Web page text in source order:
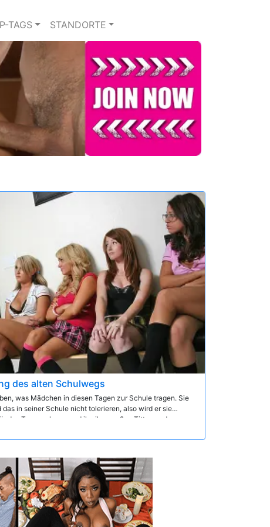
TAGS STANDORTE
des alten Schulwegs
was Mädchen in diesen Tagen zur Schule tragen. Sie
in seiner Schule nicht tolerieren, also wird er sie
das Team nehmen und ihn ihre großen Titten und enge
wird er den Rest der Mädchen in Ruhe lassen...